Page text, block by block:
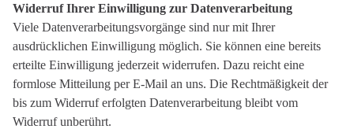
Widerruf Ihrer Einwilligung zur Datenverarbeitung
Viele Datenverarbeitungsvorgänge sind nur mit Ihrer
ausdrücklichen Einwilligung möglich. Sie können eine bereits
erteilte Einwilligung jederzeit widerrufen. Dazu reicht eine
formlose Mitteilung per E-Mail an uns. Die Rechtmäßigkeit der
bis zum Widerruf erfolgten Datenverarbeitung bleibt vom
Widerruf unberührt.